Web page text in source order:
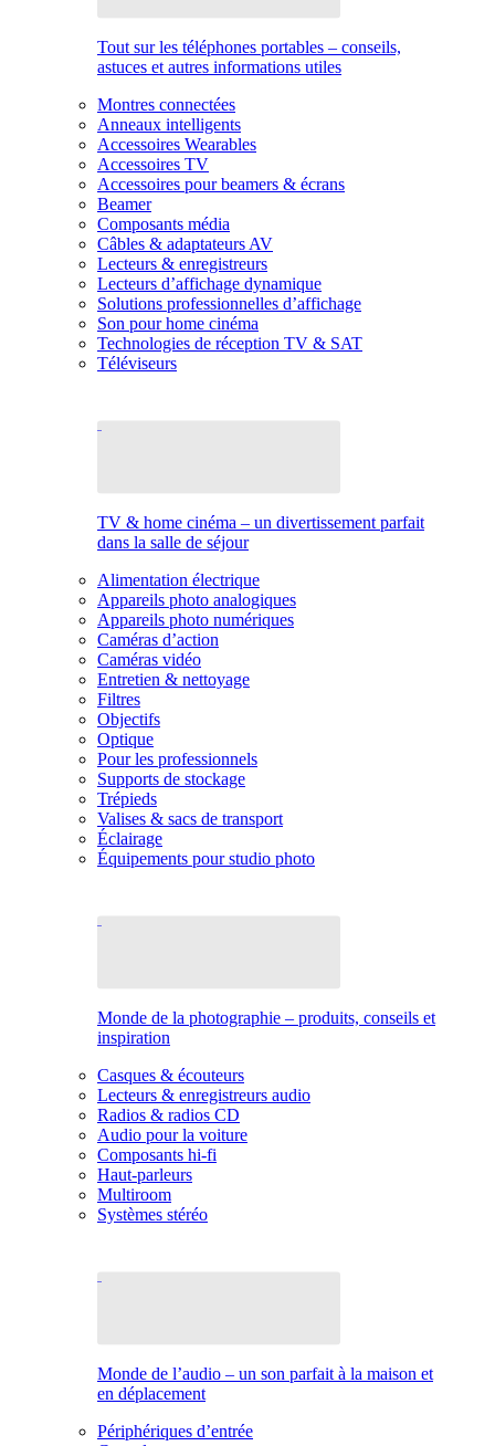
Tout sur les téléphones portables – conseils,
astuces et autres informations utiles
Montres connectées
Anneaux intelligents
Accessoires Wearables
Accessoires TV
Accessoires pour beamers & écrans
Beamer
Composants média
Câbles & adaptateurs AV
Lecteurs & enregistreurs
Lecteurs d’affichage dynamique
Solutions professionnelles d’affichage
Son pour home cinéma
Technologies de réception TV & SAT
Téléviseurs
TV & home cinéma – un divertissement parfait
dans la salle de séjour
Alimentation électrique
Appareils photo analogiques
Appareils photo numériques
Caméras d’action
Caméras vidéo
Entretien & nettoyage
Filtres
Objectifs
Optique
Pour les professionnels
Supports de stockage
Trépieds
Valises & sacs de transport
Éclairage
Équipements pour studio photo
Monde de la photographie – produits, conseils et
inspiration
Casques & écouteurs
Lecteurs & enregistreurs audio
Radios & radios CD
Audio pour la voiture
Composants hi-fi
Haut-parleurs
Multiroom
Systèmes stéréo
Monde de l’audio – un son parfait à la maison et
en déplacement
Périphériques d’entrée